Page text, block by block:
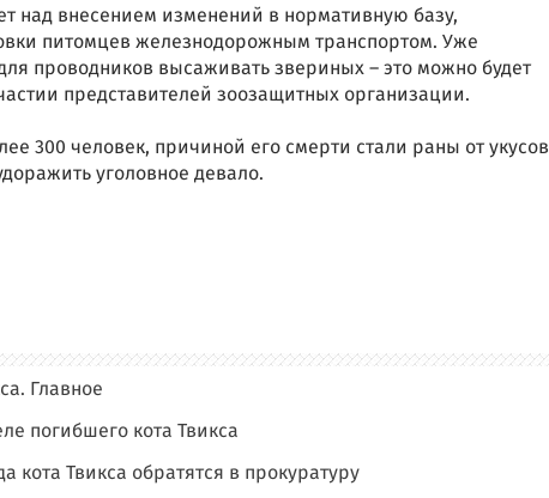
над внесением изменений в нормативную базу,
питомцев железнодорожным транспортом. Уже
проводников высаживать звериных – это можно будет
представителей зоозащитных организации.
300 человек, причиной его смерти стали раны от укусов
уголовное девало.
Главное
погибшего кота Твикса
Твикса обратятся в прокуратуру